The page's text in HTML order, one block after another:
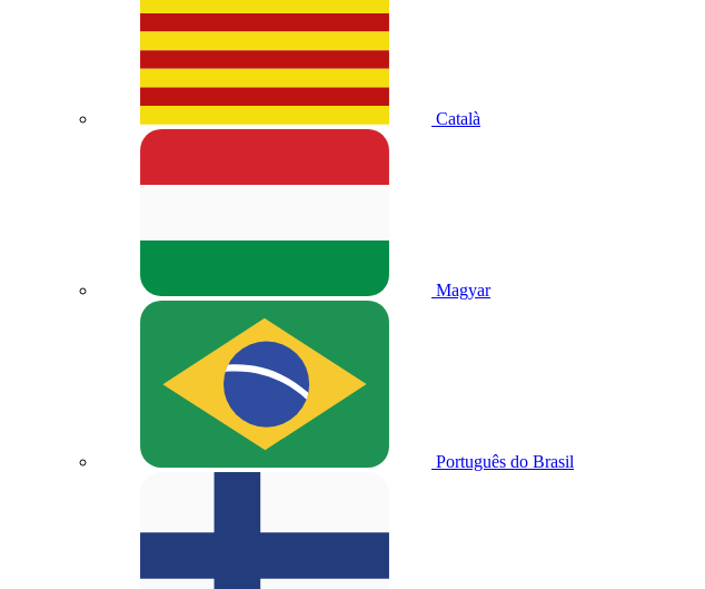
Català
Magyar
Português do Brasil